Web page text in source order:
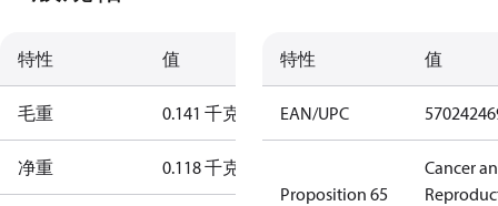
特性 值
毛重 0.141 千克
净重 0.118 千克
特性 值
EAN/UPC
Proposition 65
Cancer